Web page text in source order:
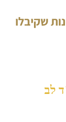
שקיבלו
לב